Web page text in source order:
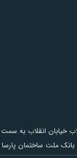
خیابان انقلاب به
ملت ساختمان پارسا طبقه 6